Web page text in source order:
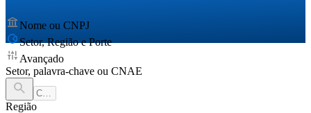
Nome ou CNPJ
Setor, Região e Porte
Avançado
Setor, palavra-chave ou CNAE
Região